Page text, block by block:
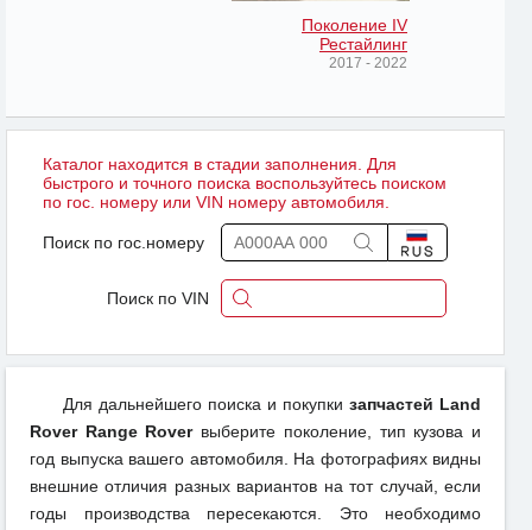
Поколение IV
Рестайлинг
2017 - 2022
Каталог находится в стадии заполнения. Для
быстрого и точного поиска воспользуйтесь поиском
по гос. номеру или VIN номеру автомобиля.
Поиск по гос.номеру
Поиск по VIN
Для дальнейшего поиска и покупки запчастей Land
Rover Range Roverвыберите поколение, тип кузова и
год выпуска вашего автомобиля. На фотографиях видны
внешние отличия разных вариантов на тот случай, если
годы производства пересекаются. Это необходимо